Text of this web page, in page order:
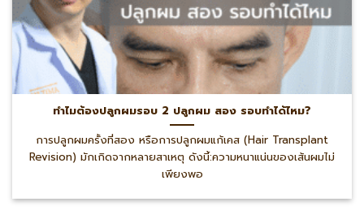
ทำไมต้องปลูกผมรอบ 2 ปลูกผม สอง รอบทำได้ไหม?
การปลูกผมครั้งที่สอง หรือการปลูกผมแก้เคส (Hair Transplant
Revision) มักเกิดจากหลายสาเหตุ ดังนี้:ความหนาแน่นของเส้นผมไม่
เพียงพอ